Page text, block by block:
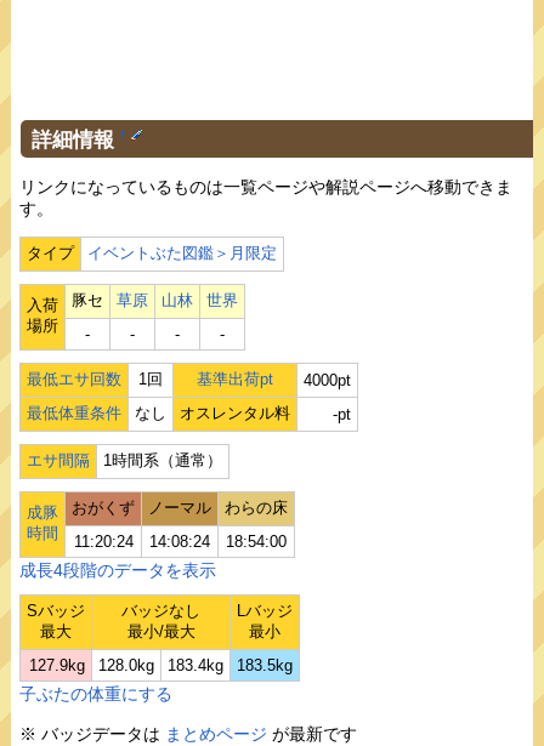
詳細情報 †
リンクになっているものは一覧ページや解説ページへ移動できま
す。
タイプ イベントぶた図鑑＞月限定
入荷
場所
豚セ 草原 山林
世界
‐
‐ ‐ ‐
最低エサ回数 1回 基準出荷pt
4000pt
最低体重条件
なし オスレンタル料 -pt
エサ間隔 1時間系（通常）
成豚
時間
おがくず ノーマル
わらの床
11:20:24
14:08:24 18:54:00
成長4段階のデータを表示
Sバッジ
最大
バッジなし
最小/最大
Lバッジ
最小
127.9kg
128.0kg 183.4kg 183.5kg
子ぶたの体重にする
※ バッジデータは まとめページ が最新です